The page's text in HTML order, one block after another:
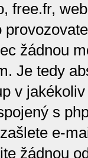
free.fr,
žádnou
Je tedy
v
s
e-
žádnou